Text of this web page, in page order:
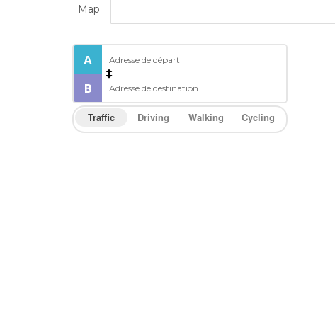
Map
Traffic Driving Walking Cycling